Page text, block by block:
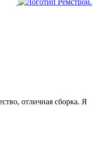
отличная сборка. Я